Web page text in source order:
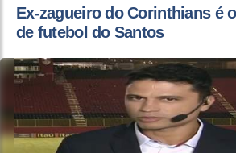
Ex-zagueiro do Corinthians é
de futebol do Santos